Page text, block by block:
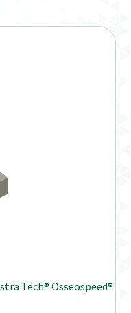
Tech® Osseospeed®